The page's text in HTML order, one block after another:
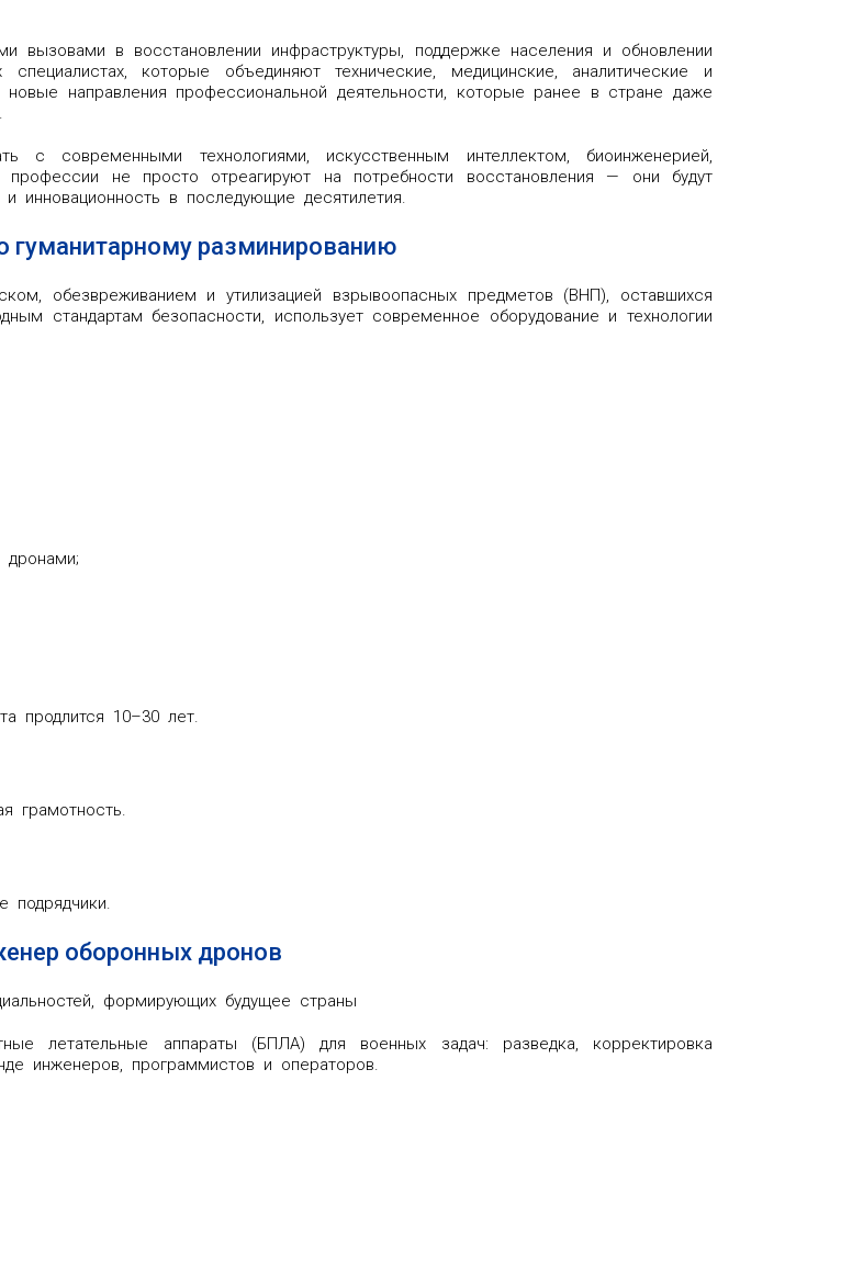
вызовами в восстановлении инфраструктуры, поддержке населения и обновлении
которые объединяют технические, медицинские, аналитические и
направления профессиональной деятельности, которые ранее в стране даже
с современными технологиями, искусственным интеллектом, биоинженерией,
не просто отреагируют на потребности восстановления — они будут
инновационность в последующие десятилетия.
гуманитарному разминированию
обезвреживанием и утилизацией взрывоопасных предметов (ВНП), оставшихся
стандартам безопасности, использует современное оборудование и технологии
дронами;
продлится 10–30 лет.
грамотность.
подрядчики.
оборонных дронов
формирующих будущее страны
летательные аппараты (БПЛА) для военных задач: разведка, корректировка
инженеров, программистов и операторов.